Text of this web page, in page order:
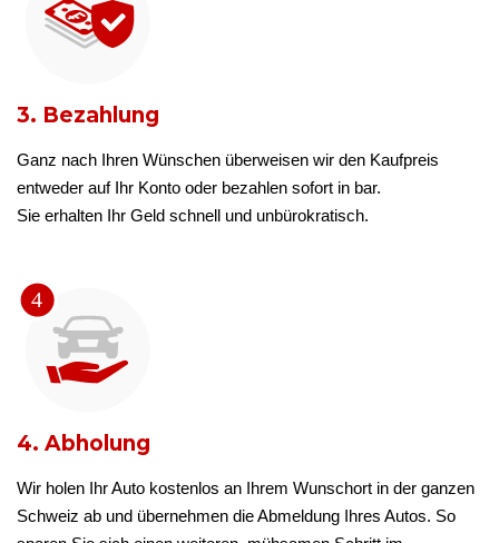
3. Bezahlung
Ganz nach Ihren Wünschen überweisen wir den Kaufpreis
entweder auf Ihr Konto oder bezahlen sofort in bar.
Sie erhalten Ihr Geld schnell und unbürokratisch.
4. Abholung
Wir holen Ihr Auto kostenlos an Ihrem Wunschort in der ganzen
Schweiz ab und übernehmen die Abmeldung Ihres Autos. So